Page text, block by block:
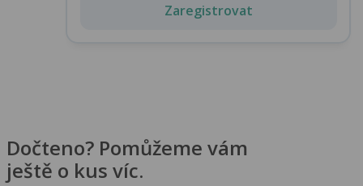
Zaregistrovat
Dočteno? Pomůžeme vám
ještě o kus víc.